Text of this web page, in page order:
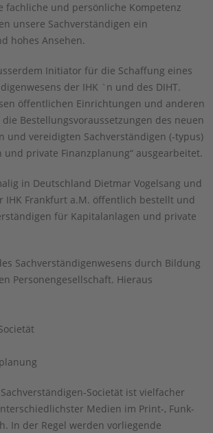
fachliche und persönliche Kompetenz
unsere Sachverständigen ein
hohes Ansehen.
Initiator für die Schaffung eines
der IHK `n und des DIHT.
öffentlichen Einrichtungen und anderen
Bestellungsvoraussetzungen des neuen
und vereidigten Sachverständigen (-typus)
und private Finanzplanung“ ausgearbeitet.
in Deutschland Dietmar Vogelsang und
IHK Frankfurt a.M. öffentlich bestellt und
für Kapitalanlagen und private
Sachverständigenwesens durch Bildung
Personengesellschaft. Hieraus
Societät ist vielfacher
Medien im Print-, Funk-
In der Regel werden vorliegende